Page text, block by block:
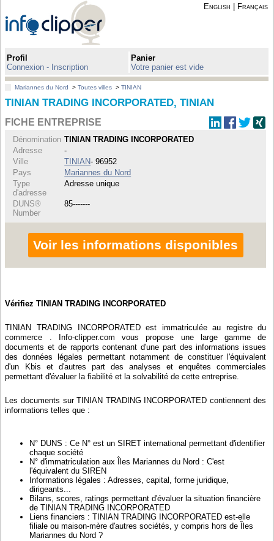
English Français
Profil
Connexion - Inscription
Panier
Votre panier est vide
Mariannes du Nord >Toutes villes >TINIAN
TINIAN TRADING INCORPORATED, TINIAN
FICHE ENTREPRISE
Dénomination TINIAN TRADING INCORPORATED
Adresse
-
Ville
TINIAN- 96952
Pays
Mariannes du Nord
Type
d'adresse
Adresse unique
DUNS®
Number
85-------
Voir les informations disponibles
Vérifiez TINIAN TRADING INCORPORATED
TINIAN TRADING INCORPORATED est immatriculée au registre du
commerce . Info-clipper.com vous propose une large gamme de
documents et de rapports contenant d'une part des informations issues
des données légales permettant notamment de constituer l'équivalent
d'un Kbis et d'autres part des analyses et enquêtes commerciales
permettant d'évaluer la fiabilité et la solvabilité de cette entreprise.
Les documents sur TINIAN TRADING INCORPORATED contiennent des
informations telles que :
N° DUNS : Ce N° est un SIRET international permettant d'identifier
chaque société
N° d'immatriculation aux Îles Mariannes du Nord : C'est
l'équivalent du SIREN
Informations légales : Adresses, capital, forme juridique,
dirigeants...
Bilans, scores, ratings permettant d'évaluer la situation financière
de TINIAN TRADING INCORPORATED
Liens financiers : TINIAN TRADING INCORPORATED est-elle
filiale ou maison-mère d'autres sociétés, y compris hors de Îles
Mariannes du Nord ?